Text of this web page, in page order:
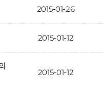
2015-01-26
2015-01-12
2015-01-12